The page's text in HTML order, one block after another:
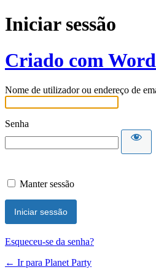
Iniciar sessão
Criado com
Nome de utilizador ou endereço de
Senha
Manter sessão
Esqueceu-se da senha?
← Ir para Planet Party